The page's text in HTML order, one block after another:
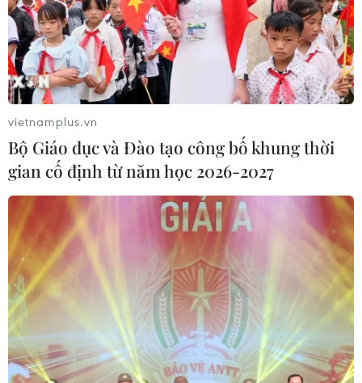
Việt Nam tham gia CAEXPO và CABIS lần
thứ 18 tại Trung Quốc
10/09/2021 01:39
CAEXPO năm nay quy tụ sự tham gia của nhiều doanh
nghiệp Trung Quốc cùng hàng loạt chi nhánh và đại lý
được nhiều doanh nghiệp của các nước thành viên
ASEAN ủy quyền, trong đó có Việt Nam.
vietnamplus.vn
Bộ Giáo dục và Đào tạo công bố khung thời
gian cố định từ năm học 2026-2027